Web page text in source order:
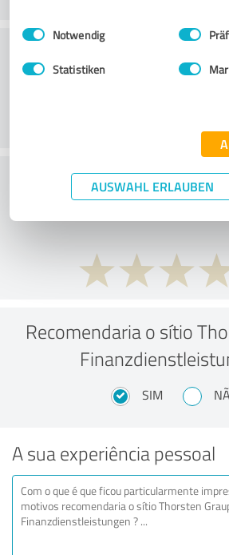
Impressum Datenschutzbestimmungen
Einwilligungsauswahl
Notwendig
Statistiken
AUSWAHL ERLAUBEN
Serviço ao
O que acha da
preço/
Recomendaria o sítio
SIM
A sua experiência pessoal